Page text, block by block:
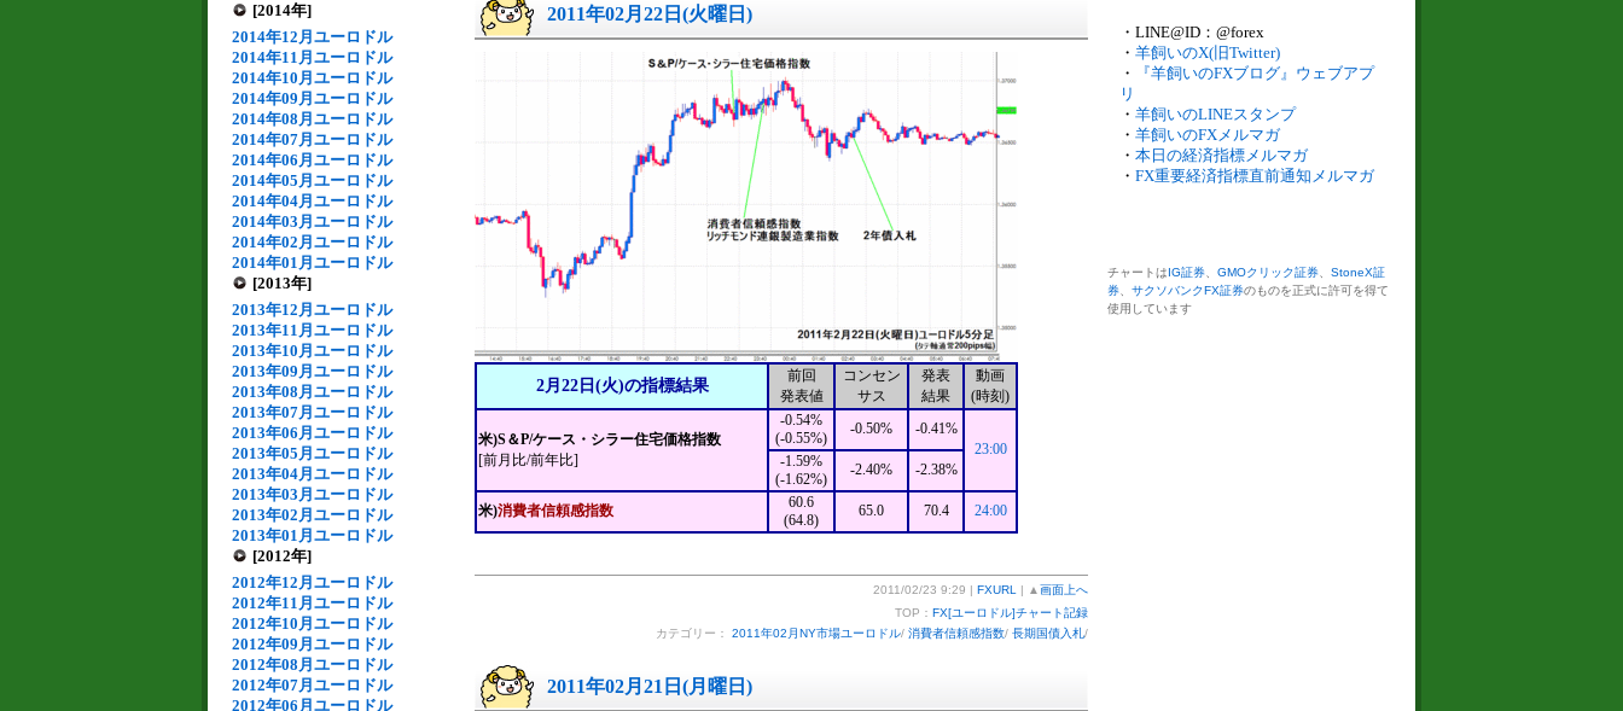
[2014年]
2014年12月ユーロドル
2014年11月ユーロドル
2014年10月ユーロドル
2014年09月ユーロドル
2014年08月ユーロドル
2014年07月ユーロドル
2014年06月ユーロドル
2014年05月ユーロドル
2014年04月ユーロドル
2014年03月ユーロドル
2014年02月ユーロドル
2014年01月ユーロドル
[2013年]
2013年12月ユーロドル
2013年11月ユーロドル
2013年10月ユーロドル
2013年09月ユーロドル
2013年08月ユーロドル
2013年07月ユーロドル
2013年06月ユーロドル
2013年05月ユーロドル
2013年04月ユーロドル
2013年03月ユーロドル
2013年02月ユーロドル
2013年01月ユーロドル
[2012年]
2012年12月ユーロドル
2012年11月ユーロドル
2012年10月ユーロドル
2012年09月ユーロドル
2012年08月ユーロドル
2012年07月ユーロドル
2012年06月ユーロドル
2011年02月22日(火曜日)
2月22日(火)の指標結果
前回
発表値
コンセン
サス
発表
結果
動画
(時刻)
米)S＆P/ケース・シラー住宅価格指数
[前月比/前年比]
-0.54%
(-0.55%)
-0.50%
-0.41%
23:00
-1.59%
(-1.62%)
-2.40% -2.38%
米)消費者信頼感指数
60.6
(64.8)
65.0 70.4 24:00
2011/02/23 9:29 | FXURL | ▲ 画面上へ
TOP： FX[ユーロドル]チャート記録
カテゴリー： 2011年02月NY市場ユーロドル/ 消費者信頼感指数/ 長期国債入札/
2011年02月21日(月曜日)
・LINE@ID：@forex
・ 羊飼いのX(旧Twitter)
・
『羊飼いのFXブログ』ウェブアプ
リ
・ 羊飼いのLINEスタンプ
・ 羊飼いのFXメルマガ
・ 本日の経済指標メルマガ
・ FX重要経済指標直前通知メルマガ
チャートはIG証券 GMOクリック証券
StoneX証
券
サクソバンクFX証券のものを正式に許可を得て
使用しています